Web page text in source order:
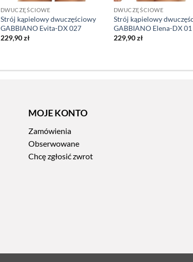
DWUCZĘŚCIOWE
Strój kąpielowy dwuczęściowy
GABBIANO Evita-DX 027
229,90zł
DWUCZĘŚCIOWE
Strój kąpielowy
GABBIANO Elena-DX
229,90zł
MOJE KONTO
Zamówienia
Obserwowane
Chcę zgłosić zwrot